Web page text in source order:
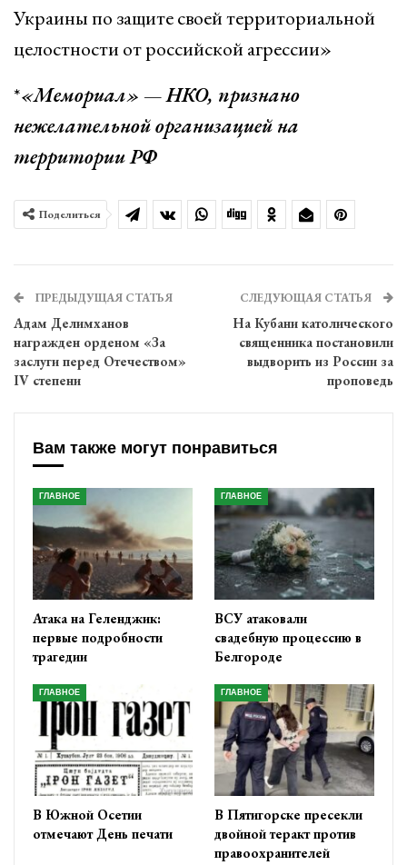
Украины по защите своей территориальной
целостности от российской агрессии»
*«Мемориал» — НКО, признано
нежелательной организацией на
территории РФ
Поделиться
ПРЕДЫДУЩАЯ СТАТЬЯ
Адам Делимханов
награжден орденом «За
заслуги перед Отечеством»
IV степени
СЛЕДУЮЩАЯ СТАТЬЯ
На Кубани католического
священника постановили
выдворить из России за
проповедь
Вам также могут понравиться
ГЛАВНОЕ
Атака на Геленджик:
первые подробности
трагедии
ГЛАВНОЕ
ВСУ атаковали
свадебную процессию в
Белгороде
ГЛАВНОЕ
В Южной Осетии
отмечают День печати
ГЛАВНОЕ
В Пятигорске пресекли
двойной теракт против
правоохранителей